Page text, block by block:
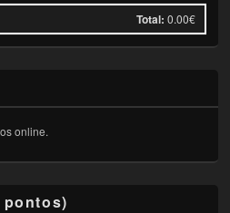
Total: 0.00€
online.
pontos)